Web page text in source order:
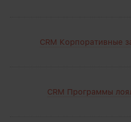
CRM Корпоративные
CRM Программы